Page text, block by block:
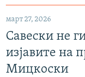
март 27, 2026
Савески не
изјавите на
Мицкоски